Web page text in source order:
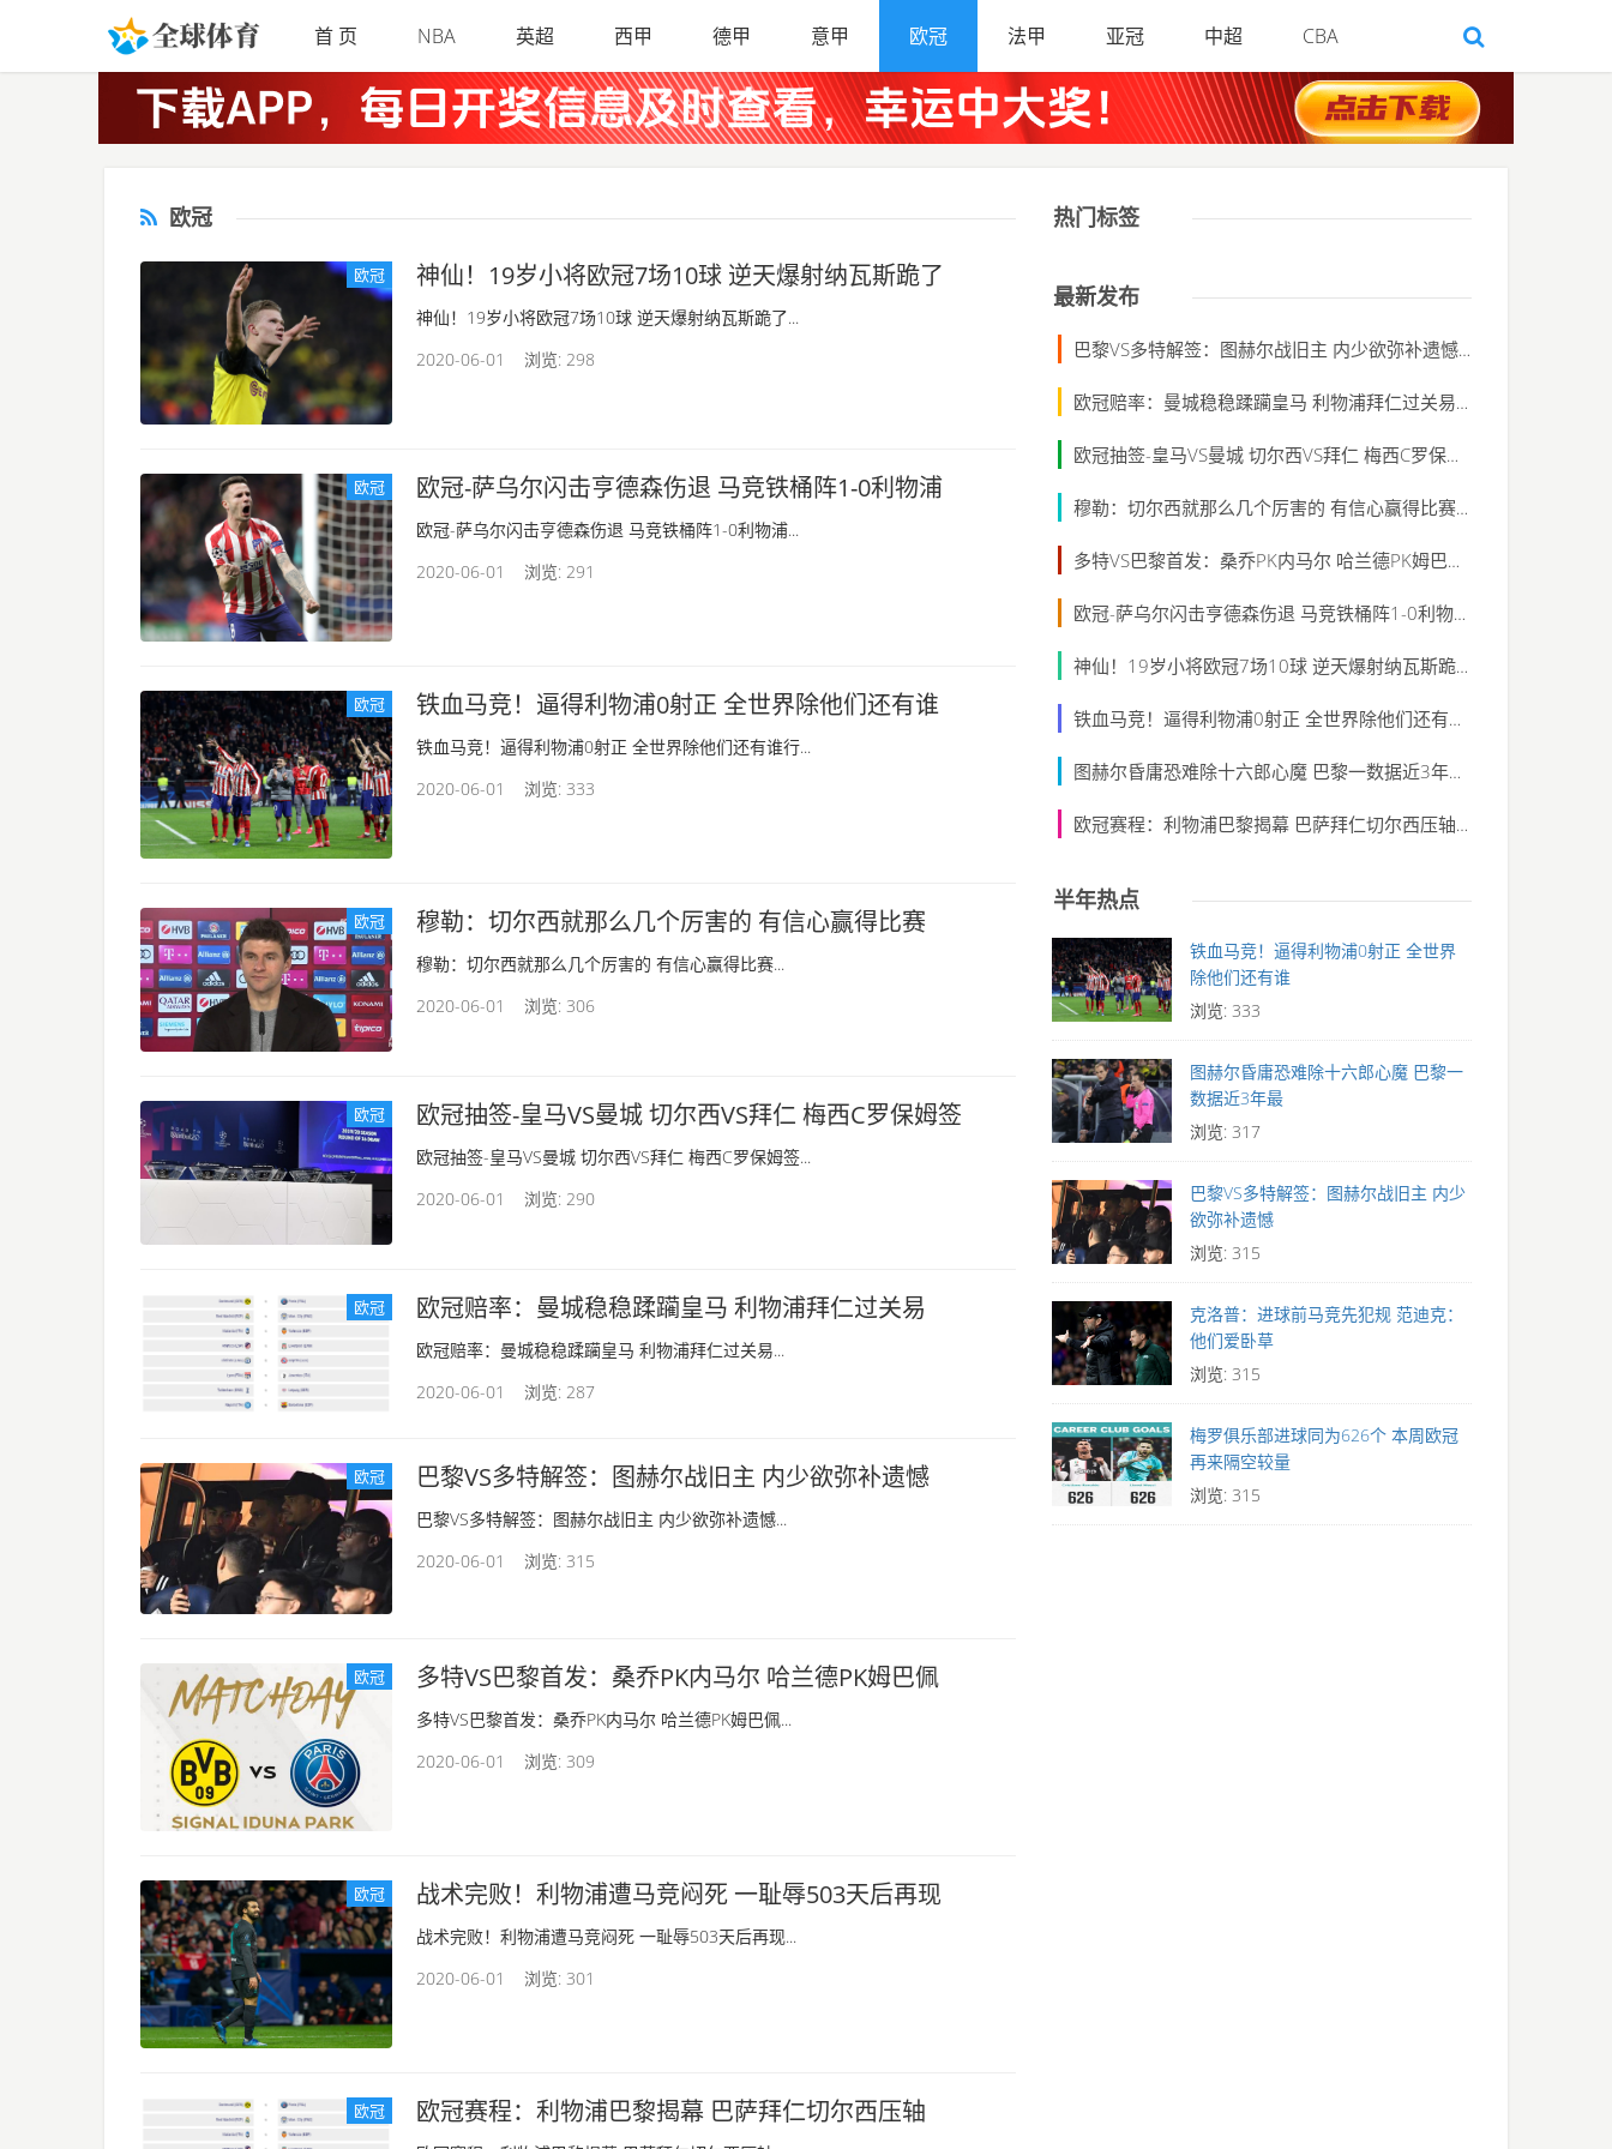
首 页 NBA 英超 西甲 德甲 意甲 欧冠 法甲 亚冠 中超 CBA
欧冠
欧冠 神仙！19岁小将欧冠7场10球 逆天爆射纳瓦斯跪了
神仙！19岁小将欧冠7场10球 逆天爆射纳瓦斯跪了...
2020-06-01 浏览: 298
欧冠 欧冠-萨乌尔闪击亨德森伤退 马竞铁桶阵1-0利物浦
欧冠-萨乌尔闪击亨德森伤退 马竞铁桶阵1-0利物浦...
2020-06-01 浏览: 291
欧冠 铁血马竞！逼得利物浦0射正 全世界除他们还有谁
铁血马竞！逼得利物浦0射正 全世界除他们还有谁行...
2020-06-01 浏览: 333
欧冠 穆勒：切尔西就那么几个厉害的 有信心赢得比赛
穆勒：切尔西就那么几个厉害的 有信心赢得比赛...
2020-06-01 浏览: 306
欧冠 欧冠抽签-皇马VS曼城 切尔西VS拜仁 梅西C罗保姆签
欧冠抽签-皇马VS曼城 切尔西VS拜仁 梅西C罗保姆签...
2020-06-01 浏览: 290
欧冠 欧冠赔率：曼城稳稳蹂躏皇马 利物浦拜仁过关易
欧冠赔率：曼城稳稳蹂躏皇马 利物浦拜仁过关易...
2020-06-01 浏览: 287
欧冠 巴黎VS多特解签：图赫尔战旧主 内少欲弥补遗憾
巴黎VS多特解签：图赫尔战旧主 内少欲弥补遗憾...
2020-06-01 浏览: 315
欧冠 多特VS巴黎首发：桑乔PK内马尔 哈兰德PK姆巴佩
多特VS巴黎首发：桑乔PK内马尔 哈兰德PK姆巴佩...
2020-06-01 浏览: 309
欧冠 战术完败！利物浦遭马竞闷死 一耻辱503天后再现
战术完败！利物浦遭马竞闷死 一耻辱503天后再现...
2020-06-01 浏览: 301
欧冠 欧冠赛程：利物浦巴黎揭幕 巴萨拜仁切尔西压轴
热门标签
最新发布
巴黎VS多特解签：图赫尔战旧主 内少欲弥补遗憾
(2020-06-01)
欧冠赔率：曼城稳稳蹂躏皇马 利物浦拜仁过关易
(2020-06-01)
欧冠抽签-皇马VS曼城 切尔西VS拜仁 梅西C罗保姆签
穆勒：切尔西就那么几个厉害的 有信心赢得比赛
(2020-06-01)
多特VS巴黎首发：桑乔PK内马尔 哈兰德PK姆巴佩
欧冠-萨乌尔闪击亨德森伤退 马竞铁桶阵1-0利物浦
神仙！19岁小将欧冠7场10球 逆天爆射纳瓦斯跪了
铁血马竞！逼得利物浦0射正 全世界除他们还有谁
图赫尔昏庸恐难除十六郎心魔 巴黎一数据近3年最
欧冠赛程：利物浦巴黎揭幕 巴萨拜仁切尔西压轴
(2020-06-01)
半年热点
铁血马竞！逼得利物浦0射正 全世界
除他们还有谁
浏览: 333
图赫尔昏庸恐难除十六郎心魔 巴黎一
数据近3年最
浏览: 317
巴黎VS多特解签：图赫尔战旧主 内少
欲弥补遗憾
浏览: 315
克洛普：进球前马竞先犯规 范迪克：
他们爱卧草
浏览: 315
梅罗俱乐部进球同为626个 本周欧冠
再来隔空较量
浏览: 315